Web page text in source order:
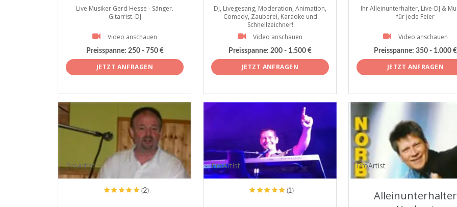
Live Musiker Gerd Hesse - Sänger.
Gitarrist. DJ
Video anschauen
Preisspanne: 250 - 750 €
JETZT ANFRAGEN
DJ, Livegesang, Moderation, Animation,
Comedy, Zauberei, Karaoke und
Schnellzeichner!
Video anschauen
Preisspanne: 200 - 1.500 €
JETZT ANFRAGEN
Ihr Alleinunterhalter, Live-DJ &
für jede Feier
Video anschauen
Preisspanne: 350 - 1.000 €
JETZT ANFRAGEN
ProArtist
(2)
ProArtist
(1)
ProArtist
Alleinunterhalter